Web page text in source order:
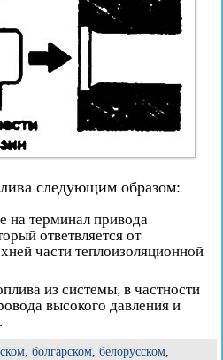
следующим образом:
на терминал привода
ответвляется от
части теплоизоляционной
из системы, в частности
высокого давления и
, болгарском, белорусском,